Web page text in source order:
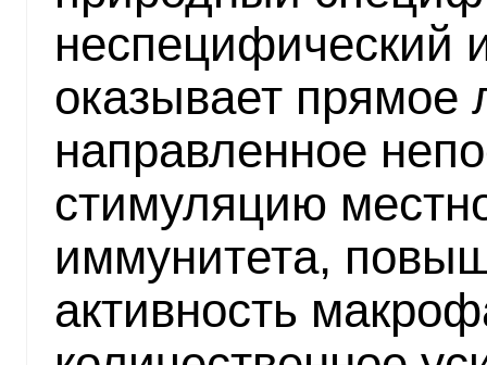
неспецифический
оказывает прямое
направленное
стимуляцию
иммунитета,
активность